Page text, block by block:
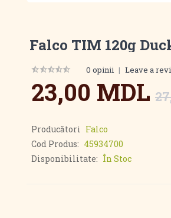
Falco TIM 120g
0 opinii | Leave a
23,00 MDL
Producători Falco
Cod Produs: 45934700
Disponibilitate: În Stoc